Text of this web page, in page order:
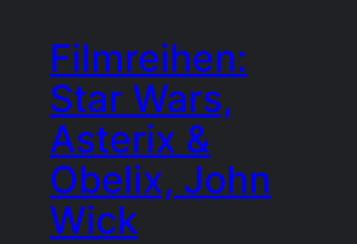
Filmreihen:
Star Wars,
Asterix &
Obelix, John
Wick